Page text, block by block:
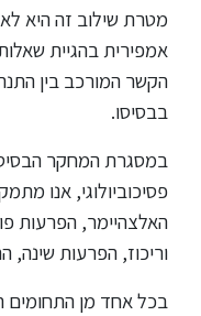
ספריה
משרתי
מילואים
וכוחות
הביטחון
–
זכויות
מטרת שילוב זה היא
אמפירית בהגיית
הקשר המורכב בין
בבסיסו.
במסגרת המחקר
פסיכוביולוגי, אנו
האלצהיימר, הפרעות
וריכוז, הפרעות שינה,
בכל אחד מן התחומים